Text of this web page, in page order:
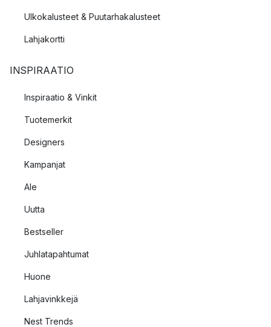
Ulkokalusteet & Puutarhakalusteet
Lahjakortti
INSPIRAATIO
Inspiraatio & Vinkit
Tuotemerkit
Designers
Kampanjat
Ale
Uutta
Bestseller
Juhlatapahtumat
Huone
Lahjavinkkejä
Nest Trends